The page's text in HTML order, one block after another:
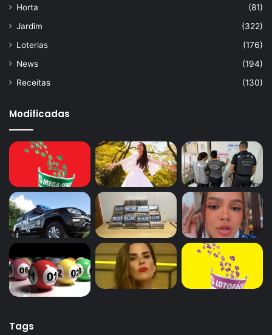
Horta
(81)
Jardim
(322)
Loterias
(176)
News
(194)
Receitas
(130)
Modificadas
Tags